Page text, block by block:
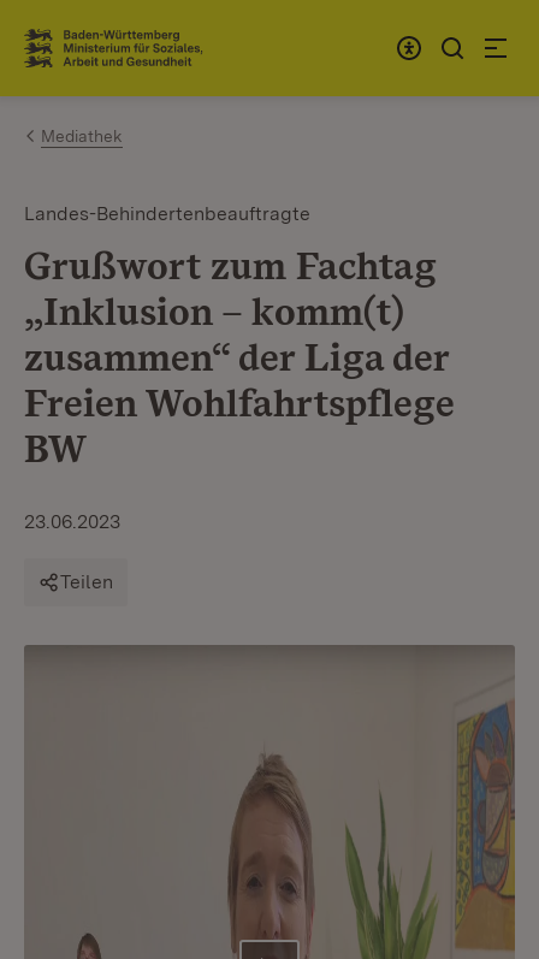
Zum Inhalt springen
Link zur Startseite
Mediathek
Landes-Behindertenbeauftragte
Grußwort zum Fachtag
„Inklusion – komm(t)
zusammen“ der Liga der
Freien Wohlfahrtspflege
BW
23.06.2023
Teilen